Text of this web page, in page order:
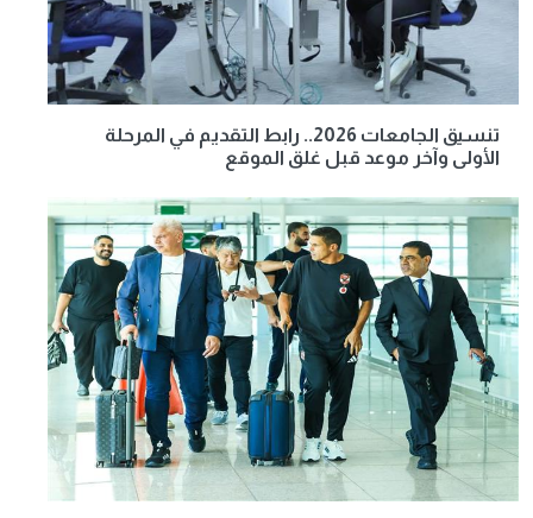
تنسيق الجامعات 2026.. رابط التقديم في المرحلة
الأولى وآخر موعد قبل غلق الموقع